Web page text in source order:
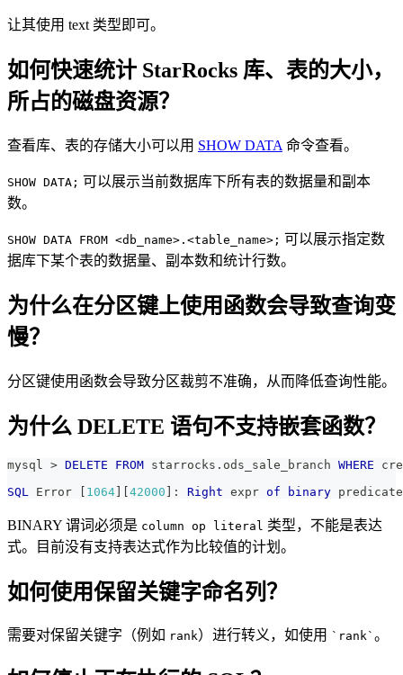
让其使用 text 类型即可。
如何快速统计 StarRocks 库、表的大小，
所占的磁盘资源？
查看库、表的存储大小可以用 SHOW DATA 命令查看。
SHOW DATA; 可以展示当前数据库下所有表的数据量和副本
数。
SHOW DATA FROM <db_name>.<table_name>; 可以展示指定数
据库下某个表的数据量、副本数和统计行数。
为什么在分区键上使用函数会导致查询变
慢？
分区键使用函数会导致分区裁剪不准确，从而降低查询性能。
为什么 DELETE 语句不支持嵌套函数？
mysql > DELETE FROM starrocks . ods_sale_branch WHERE
SQL
Error [ 1064] [42000 ] : Right expr of binary
BINARY 谓词必须是 column op literal 类型，不能是表达
式。目前没有支持表达式作为比较值的计划。
如何使用保留关键字命名列？
需要对保留关键字（例如 rank）进行转义，如使用 `rank` 。